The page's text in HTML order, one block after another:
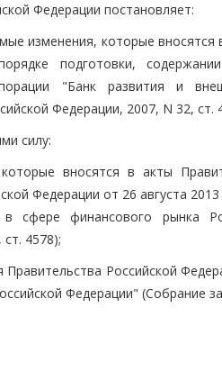
Федерации постановляет:
изменения, которые
подготовки,
"Банк развития и
Федерации, 2007, N 32, ст.
силу:
вносятся в акты
Федерации от 26 августа 2013
сфере финансового рынка
4578);
Правительства Российской
Федерации" (Собрание